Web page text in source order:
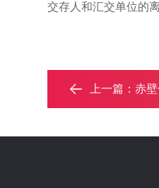
交存人和汇交单位的
上一篇：赤